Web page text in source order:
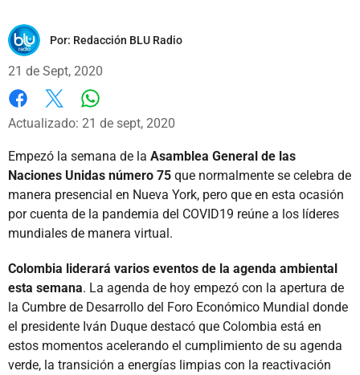
Por: Redacción BLU Radio
21 de Sept, 2020
Facebook
X
Actualizado: 21 de sept, 2020
Empezó la semana de la Asamblea General de las
Naciones Unidas número 75 que normalmente se celebra de
manera presencial en Nueva York, pero que en esta ocasión
por cuenta de la pandemia del COVID19 reúne a los líderes
mundiales de manera virtual.
Colombia liderará varios eventos de la agenda ambiental
esta semana. La agenda de hoy empezó con la apertura de
la Cumbre de Desarrollo del Foro Económico Mundial donde
el presidente Iván Duque destacó que Colombia está en
estos momentos acelerando el cumplimiento de su agenda
verde, la transición a energías limpias con la reactivación